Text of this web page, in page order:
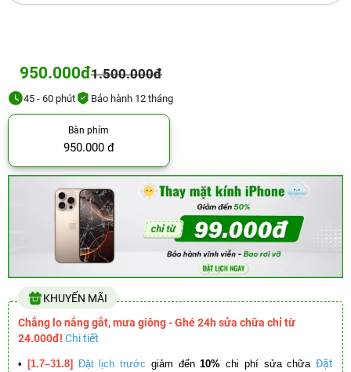
950.000đ1.500.000đ
45 - 60 phút Bảo hành 12 tháng
Bàn phím
950.000 đ
KHUYẾN MÃI
Chẳng lo nắng gắt, mưa giông - Ghé 24h sửa chữa chỉ từ
24.000đ! Chi tiết
• [1.7–31.8] Đặt lịch trước giảm đến10% chi phí sửa chữa Đặt